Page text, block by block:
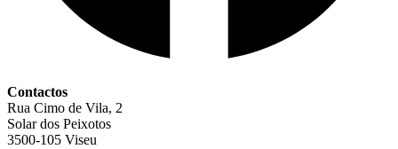
Contactos
Rua Cimo de Vila, 2
Solar dos Peixotos
3500-105 Viseu